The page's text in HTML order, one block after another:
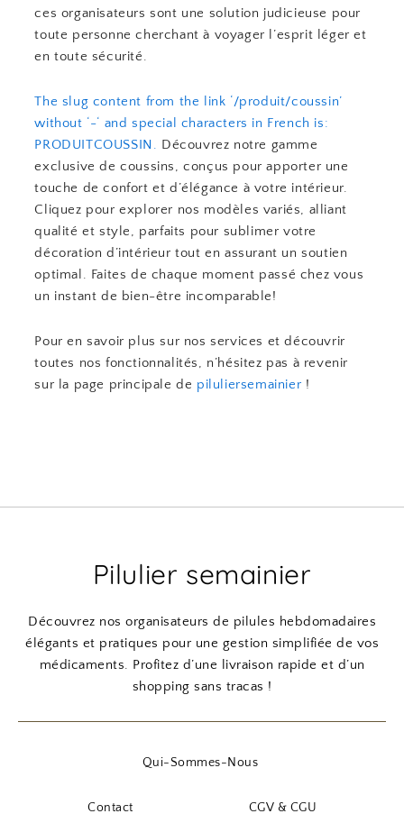
ces organisateurs sont une solution judicieuse pour
toute personne cherchant à voyager l’esprit léger et
en toute sécurité.
The slug content from the link ‘/produit/coussin’
without ‘-‘ and special characters in French is:
PRODUITCOUSSIN. Découvrez notre gamme
exclusive de coussins, conçus pour apporter une
touche de confort et d’élégance à votre intérieur.
Cliquez pour explorer nos modèles variés, alliant
qualité et style, parfaits pour sublimer votre
décoration d’intérieur tout en assurant un soutien
optimal. Faites de chaque moment passé chez vous
un instant de bien-être incomparable!
Pour en savoir plus sur nos services et découvrir
toutes nos fonctionnalités, n’hésitez pas à revenir
sur la page principale de piluliersemainier !
Pilulier semainier
Découvrez nos organisateurs de pilules hebdomadaires
élégants et pratiques pour une gestion simplifiée de vos
médicaments. Profitez d’une livraison rapide et d’un
shopping sans tracas !
Qui-Sommes-Nous
Contact CGV & CGU